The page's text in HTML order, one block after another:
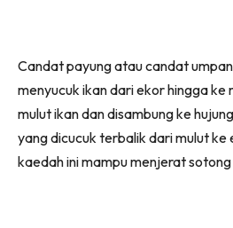
Candat payung atau candat
menyucuk ikan dari ekor hingga ke
mulut ikan dan disambung ke
yang dicucuk terbalik dari mulut ke
kaedah ini mampu menjerat